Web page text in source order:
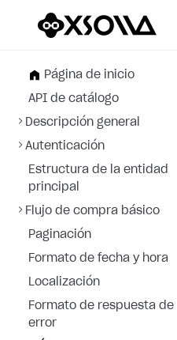
Página de inicio
API de catálogo
Descripción general
Autenticación
Estructura de la entidad
principal
Flujo de compra básico
Paginación
Formato de fecha y hora
Localización
Formato de respuesta de
error